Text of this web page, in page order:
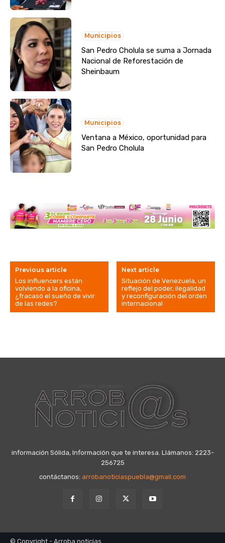
Municipios
San Pedro Cholula se suma a Jornada
Nacional de Reforestación de
Sheinbaum
Municipios
Ventana a México, oportunidad para
San Pedro Cholula
Previous article
Los influencers están
volviendo a la oficina,
¿fracasó el sueño de vivir
de las redes?
Next article
Situación de Venezuela, un
reflejo del poder, ilegalidad
y reconfiguración del orden
internacional
información Sólida, Información que te interesa. Llámanos: 2223-
256725
contáctanos: arrobanoticiaspuebla@gmail.com
© Copyright - Arroba noticias